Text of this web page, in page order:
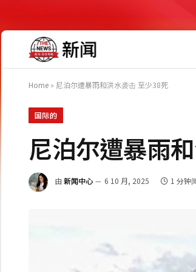
Home » 尼泊尔遭暴雨和洪水袭击 至少38死
国际的
尼泊尔遭暴雨
由 新闻中心 6 10 月, 2025 1 分钟